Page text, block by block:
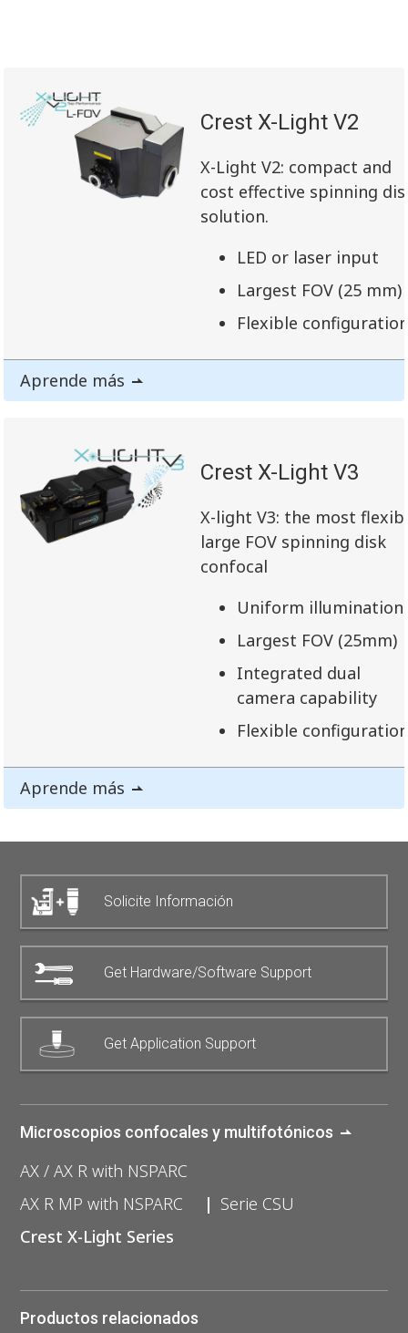
Crest X-Light V2
X-Light V2: compact and
cost effective spinning
solution.
LED or laser input
Largest FOV (25 mm)
Flexible
Aprende más
Crest X-Light V3
X-light V3: the most
large FOV spinning disk
confocal
Uniform illumination
Largest FOV (25mm)
Integrated dual
camera capability
Flexible
Aprende más
Solicite Información
Get Hardware/Software Support
Get Application Support
Microscopios confocales y multifotónicos
AX / AX R with NSPARC
AX R MP with NSPARC
Serie CSU
Crest X-Light Series
Productos relacionados